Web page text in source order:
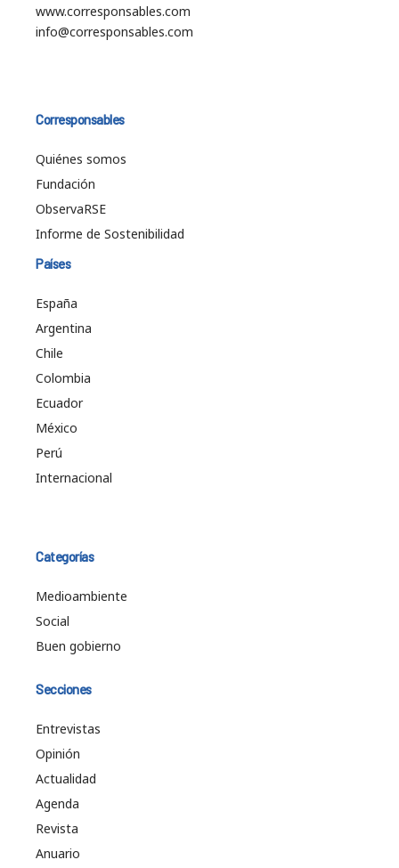
www.corresponsables.com
info@corresponsables.com
Corresponsables
Quiénes somos
Fundación
ObservaRSE
Informe de Sostenibilidad
Países
España
Argentina
Chile
Colombia
Ecuador
México
Perú
Internacional
Categorías
Medioambiente
Social
Buen gobierno
Secciones
Entrevistas
Opinión
Actualidad
Agenda
Revista
Anuario